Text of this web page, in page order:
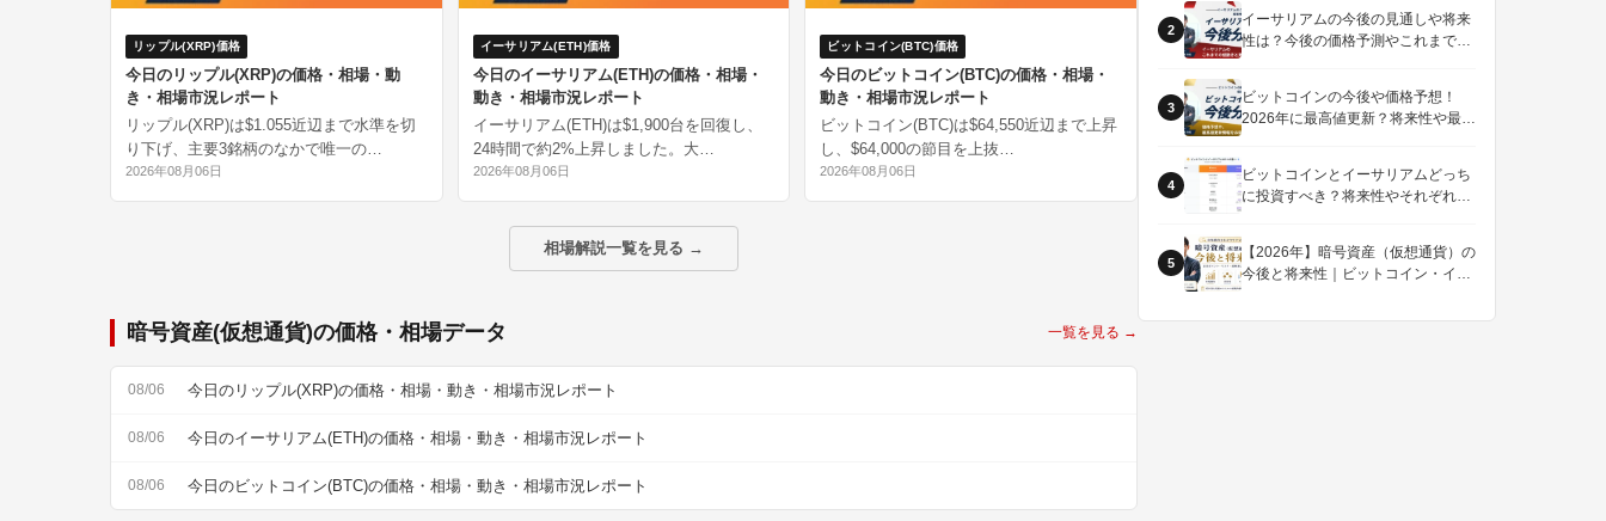
リップル(XRP)価格
今日のリップル(XRP)の価格・相場・動
き・相場市況レポート
リップル(XRP)は$1.055近辺まで水準を切
り下げ、主要3銘柄のなかで唯一の…
2026年08月06日
イーサリアム(ETH)価格
今日のイーサリアム(ETH)の価格・相場・
動き・相場市況レポート
イーサリアム(ETH)は$1,900台を回復し、
24時間で約2%上昇しました。大…
2026年08月06日
ビットコイン(BTC)価格
今日のビットコイン(BTC)の価格・相場・
動き・相場市況レポート
ビットコイン(BTC)は$64,550近辺まで上昇
し、$64,000の節目を上抜…
2026年08月06日
相場解説一覧を見る →
暗号資産(仮想通貨)の価格・相場データ 一覧を見る →
08/06 今日のリップル(XRP)の価格・相場・動き・相場市況レポート
08/06 今日のイーサリアム(ETH)の価格・相場・動き・相場市況レポート
08/06 今日のビットコイン(BTC)の価格・相場・動き・相場市況レポート
2
イーサリアムの今後の見通しや将来
性は？今後の価格予測やこれまでの
3
ビットコインの今後や価格予想！
2026年に最高値更新？将来性や最新
4
ビットコインとイーサリアムどっち
に投資すべき？将来性やそれぞれの
5
【2026年】暗号資産（仮想通貨）の
今後と将来性｜ビットコイン・イー